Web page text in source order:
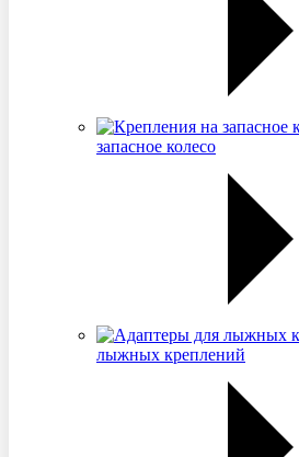
запасное колесо
лыжных креплений